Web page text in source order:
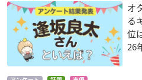
オ
る
位
26